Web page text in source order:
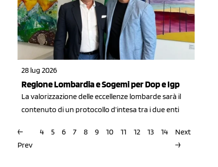
28 lug 2026
Regione Lombardia e Sogemi per Dop e Igp
La valorizzazione delle eccellenze lombarde sarà il
contenuto di un protocollo d’intesa tra i due enti
←
Prev
4 5 6 7 8 9 10 11 12 13 14
Next
→